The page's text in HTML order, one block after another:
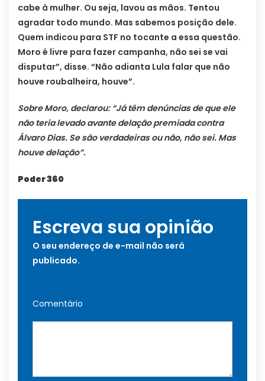
cabe à mulher. Ou seja, lavou as mãos. Tentou
agradar todo mundo. Mas sabemos posição dele.
Quem indicou para STF no tocante a essa questão.
Moro é livre para fazer campanha, não sei se vai
disputar”, disse. “Não adianta Lula falar que não
houve roubalheira, houve”.
Sobre Moro, declarou: “Já têm denúncias de que ele
não teria levado avante delação premiada contra
Álvaro Dias. Se são verdadeiras ou não, não sei. Mas
houve delação”.
Poder 360
Escreva sua opinião
O seu endereço de e-mail não será
publicado.
Comentário